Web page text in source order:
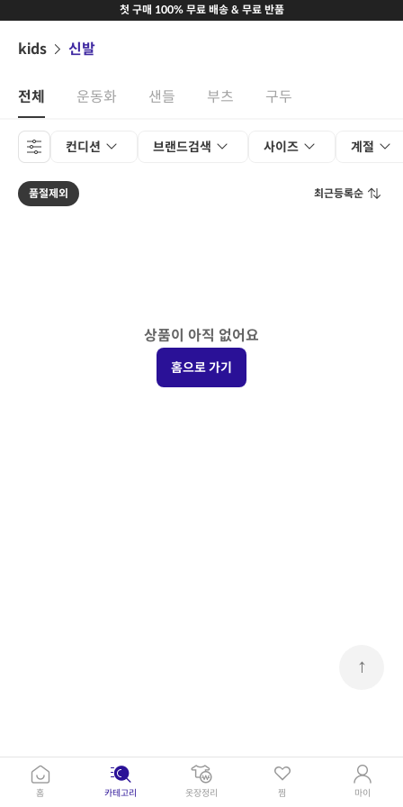
첫 구매 100% 무료 배송 & 무료 반품
kids 신발
전체 운동화 샌들 부츠 구두
컨디션 브랜드검색 사이즈 계절
품절제외 최근등록순
↑
상품이 아직 없어요
홈으로 가기
홈 카테고리 옷장정리 찜 마이